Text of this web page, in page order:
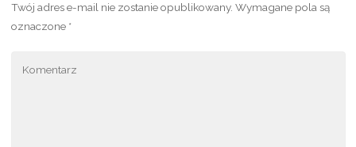
Twój adres e-mail nie zostanie opublikowany. Wymagane pola są
oznaczone *